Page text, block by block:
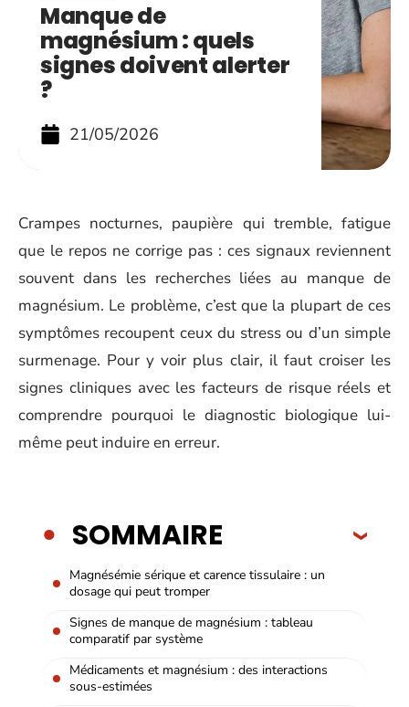
Manque de
magnésium : quels
signes doivent alerter
?
21/05/2026
Crampes nocturnes, paupière qui tremble, fatigue
que le repos ne corrige pas : ces signaux reviennent
souvent dans les recherches liées au manque de
magnésium. Le problème, c’est que la plupart de ces
symptômes recoupent ceux du stress ou d’un simple
surmenage. Pour y voir plus clair, il faut croiser les
signes cliniques avec les facteurs de risque réels et
comprendre pourquoi le diagnostic biologique lui-
même peut induire en erreur.
SOMMAIRE
Magnésémie sérique et carence tissulaire : un
dosage qui peut tromper
Signes de manque de magnésium : tableau
comparatif par système
Médicaments et magnésium : des interactions
sous-estimées